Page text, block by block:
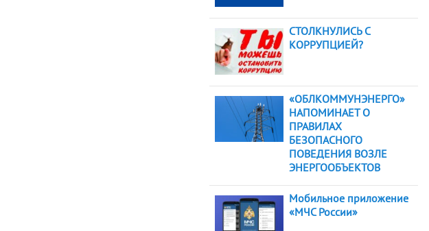
СТОЛКНУЛИСЬ С
КОРРУПЦИЕЙ?
«ОБЛКОММУНЭНЕРГО»
НАПОМИНАЕТ О
ПРАВИЛАХ
БЕЗОПАСНОГО
ПОВЕДЕНИЯ ВОЗЛЕ
ЭНЕРГООБЪЕКТОВ
Мобильное приложение
«МЧС России»